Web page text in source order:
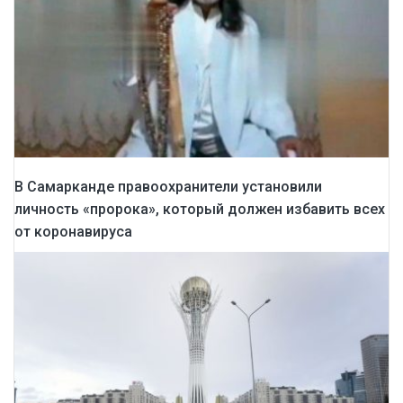
В Самарканде правоохранители установили
личность «пророка», который должен избавить всех
от коронавируса